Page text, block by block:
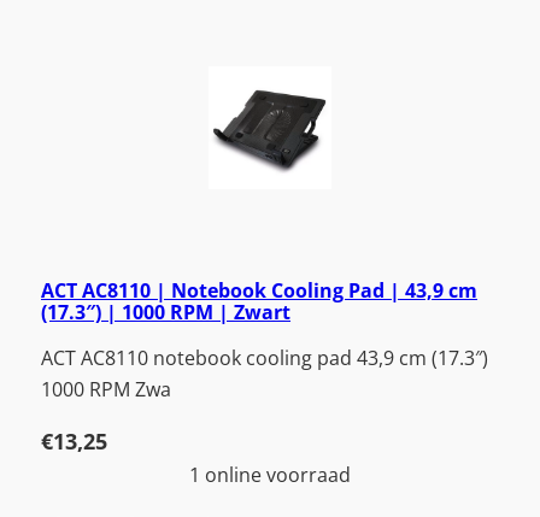
ACT AC8110 | Notebook Cooling Pad | 43,9 cm
(17.3″) | 1000 RPM | Zwart
ACT AC8110 notebook cooling pad 43,9 cm (17.3″)
1000 RPM Zwa
€13,25
1 online voorraad